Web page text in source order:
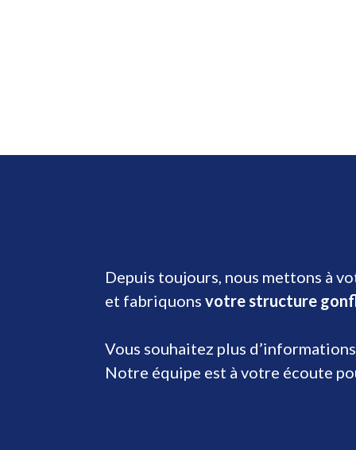
Depuis toujours, nous mettons à
et fabriquons votre structure
Vous souhaitez plus
Notre équipe est à votre écoute